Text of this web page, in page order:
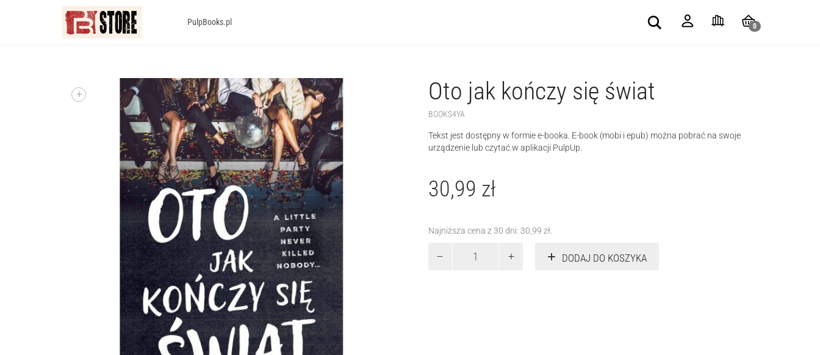
PulpBooks.pl Search
0
+ Oto jak kończy się świat
BOOKS4YA
Tekst jest dostępny w formie e-booka. E-book (mobi i epub) można pobrać na swoje
urządzenie lub czytać w aplikacji PulpUp.
30,99 zł
Najniższa cena z 30 dni: 30,99 zł
DODAJ DO KOSZYKA